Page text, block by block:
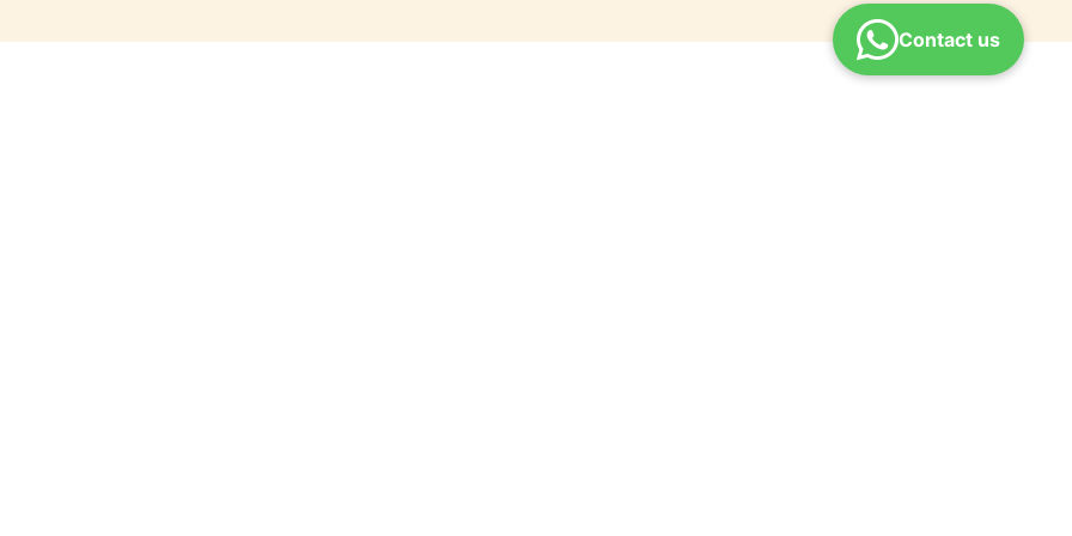
Contact us